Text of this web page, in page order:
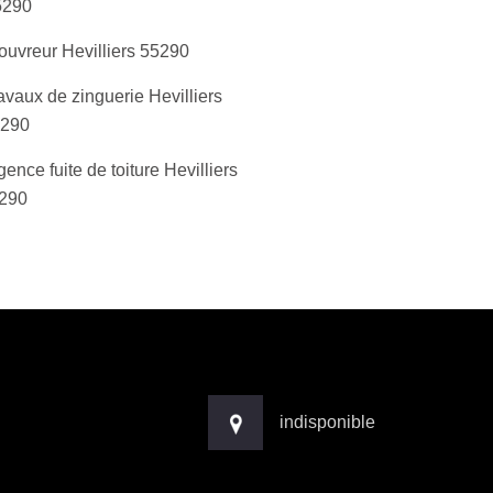
Hevilliers 55290
de zinguerie Hevilliers
fuite de toiture Hevilliers
indisponible